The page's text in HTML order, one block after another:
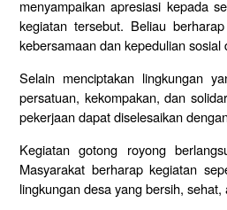
menyampaikan apresiasi kepada
kegiatan tersebut. Beliau
kebersamaan dan kepedulian sosial
Selain menciptakan lingkungan
persatuan, kekompakan, dan
pekerjaan dapat diselesaikan
Kegiatan gotong royong
Masyarakat berharap kegiatan
lingkungan desa yang bersih,